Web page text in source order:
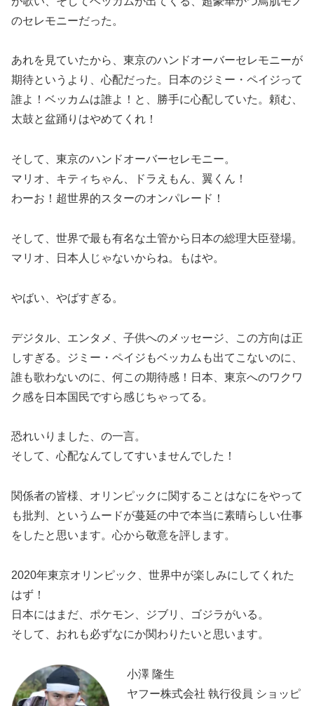
のセレモニーだった。
あれを見ていたから、東京のハンドオーバーセレモニーが
期待というより、心配だった。日本のジミー・ペイジって
誰よ！ベッカムは誰よ！と、勝手に心配していた。頼む、
太鼓と盆踊りはやめてくれ！
そして、東京のハンドオーバーセレモニー。
マリオ、キティちゃん、ドラえもん、翼くん！
わーお！超世界的スターのオンパレード！
そして、世界で最も有名な土管から日本の総理大臣登場。
マリオ、日本人じゃないからね。もはや。
やばい、やばすぎる。
デジタル、エンタメ、子供へのメッセージ、この方向は正
しすぎる。ジミー・ペイジもベッカムも出てこないのに、
誰も歌わないのに、何この期待感！日本、東京へのワクワ
ク感を日本国民ですら感じちゃってる。
恐れいりました、の一言。
そして、心配なんてしてすいませんでした！
関係者の皆様、オリンピックに関することはなにをやって
も批判、というムードが蔓延の中で本当に素晴らしい仕事
をしたと思います。心から敬意を評します。
2020年東京オリンピック、世界中が楽しみにしてくれた
はず！
日本にはまだ、ポケモン、ジブリ、ゴジラがいる。
そして、おれも必ずなにか関わりたいと思います。
小澤 隆生
ヤフー株式会社 執行役員 ショッピ